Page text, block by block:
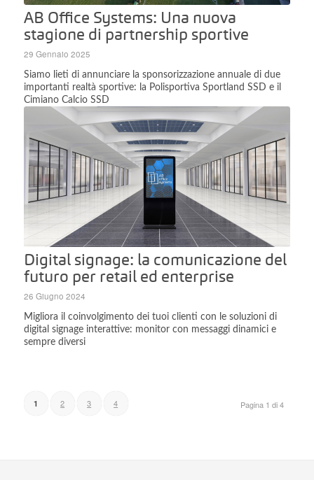
AB Office Systems: Una nuova
stagione di partnership sportive
29 Gennaio 2025
Siamo lieti di annunciare la sponsorizzazione annuale di due
importanti realtà sportive: la Polisportiva Sportland SSD e il
Cimiano Calcio SSD
Digital signage: la comunicazione del
futuro per retail ed enterprise
26 Giugno 2024
Migliora il coinvolgimento dei tuoi clienti con le soluzioni di
digital signage interattive: monitor con messaggi dinamici e
sempre diversi
Pagina 1 di 4
1 2 3 4